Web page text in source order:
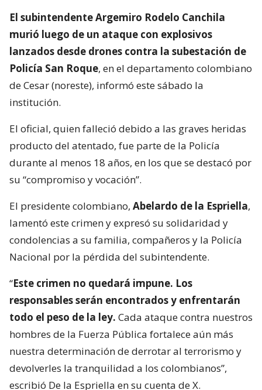
El subintendente Argemiro Rodelo Canchila
murió luego de un ataque con explosivos
lanzados desde drones contra la subestación de
Policía San Roque, en el departamento colombiano
de Cesar (noreste), informó este sábado la
institución.
El oficial, quien falleció debido a las graves heridas
producto del atentado, fue parte de la Policía
durante al menos 18 años, en los que se destacó por
su “compromiso y vocación”.
El presidente colombiano, Abelardo de la Espriella,
lamentó este crimen y expresó su solidaridad y
condolencias a su familia, compañeros y la Policía
Nacional por la pérdida del subintendente.
“Este crimen no quedará impune. Los
responsables serán encontrados y enfrentarán
todo el peso de la ley. Cada ataque contra nuestros
hombres de la Fuerza Pública fortalece aún más
nuestra determinación de derrotar al terrorismo y
devolverles la tranquilidad a los colombianos”,
escribió De la Espriella en su cuenta de X.